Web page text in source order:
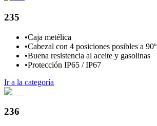
235
•Caja metélica
•Cabezal con 4 posiciones posibles a 90º
•Buena resistencia al aceite y gasolinas
•Protección IP65 / IP67
Ir a la categoría
236